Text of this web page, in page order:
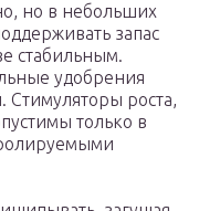
но в небольших
запас
стабильным.
удобрения
Стимуляторы роста,
только в